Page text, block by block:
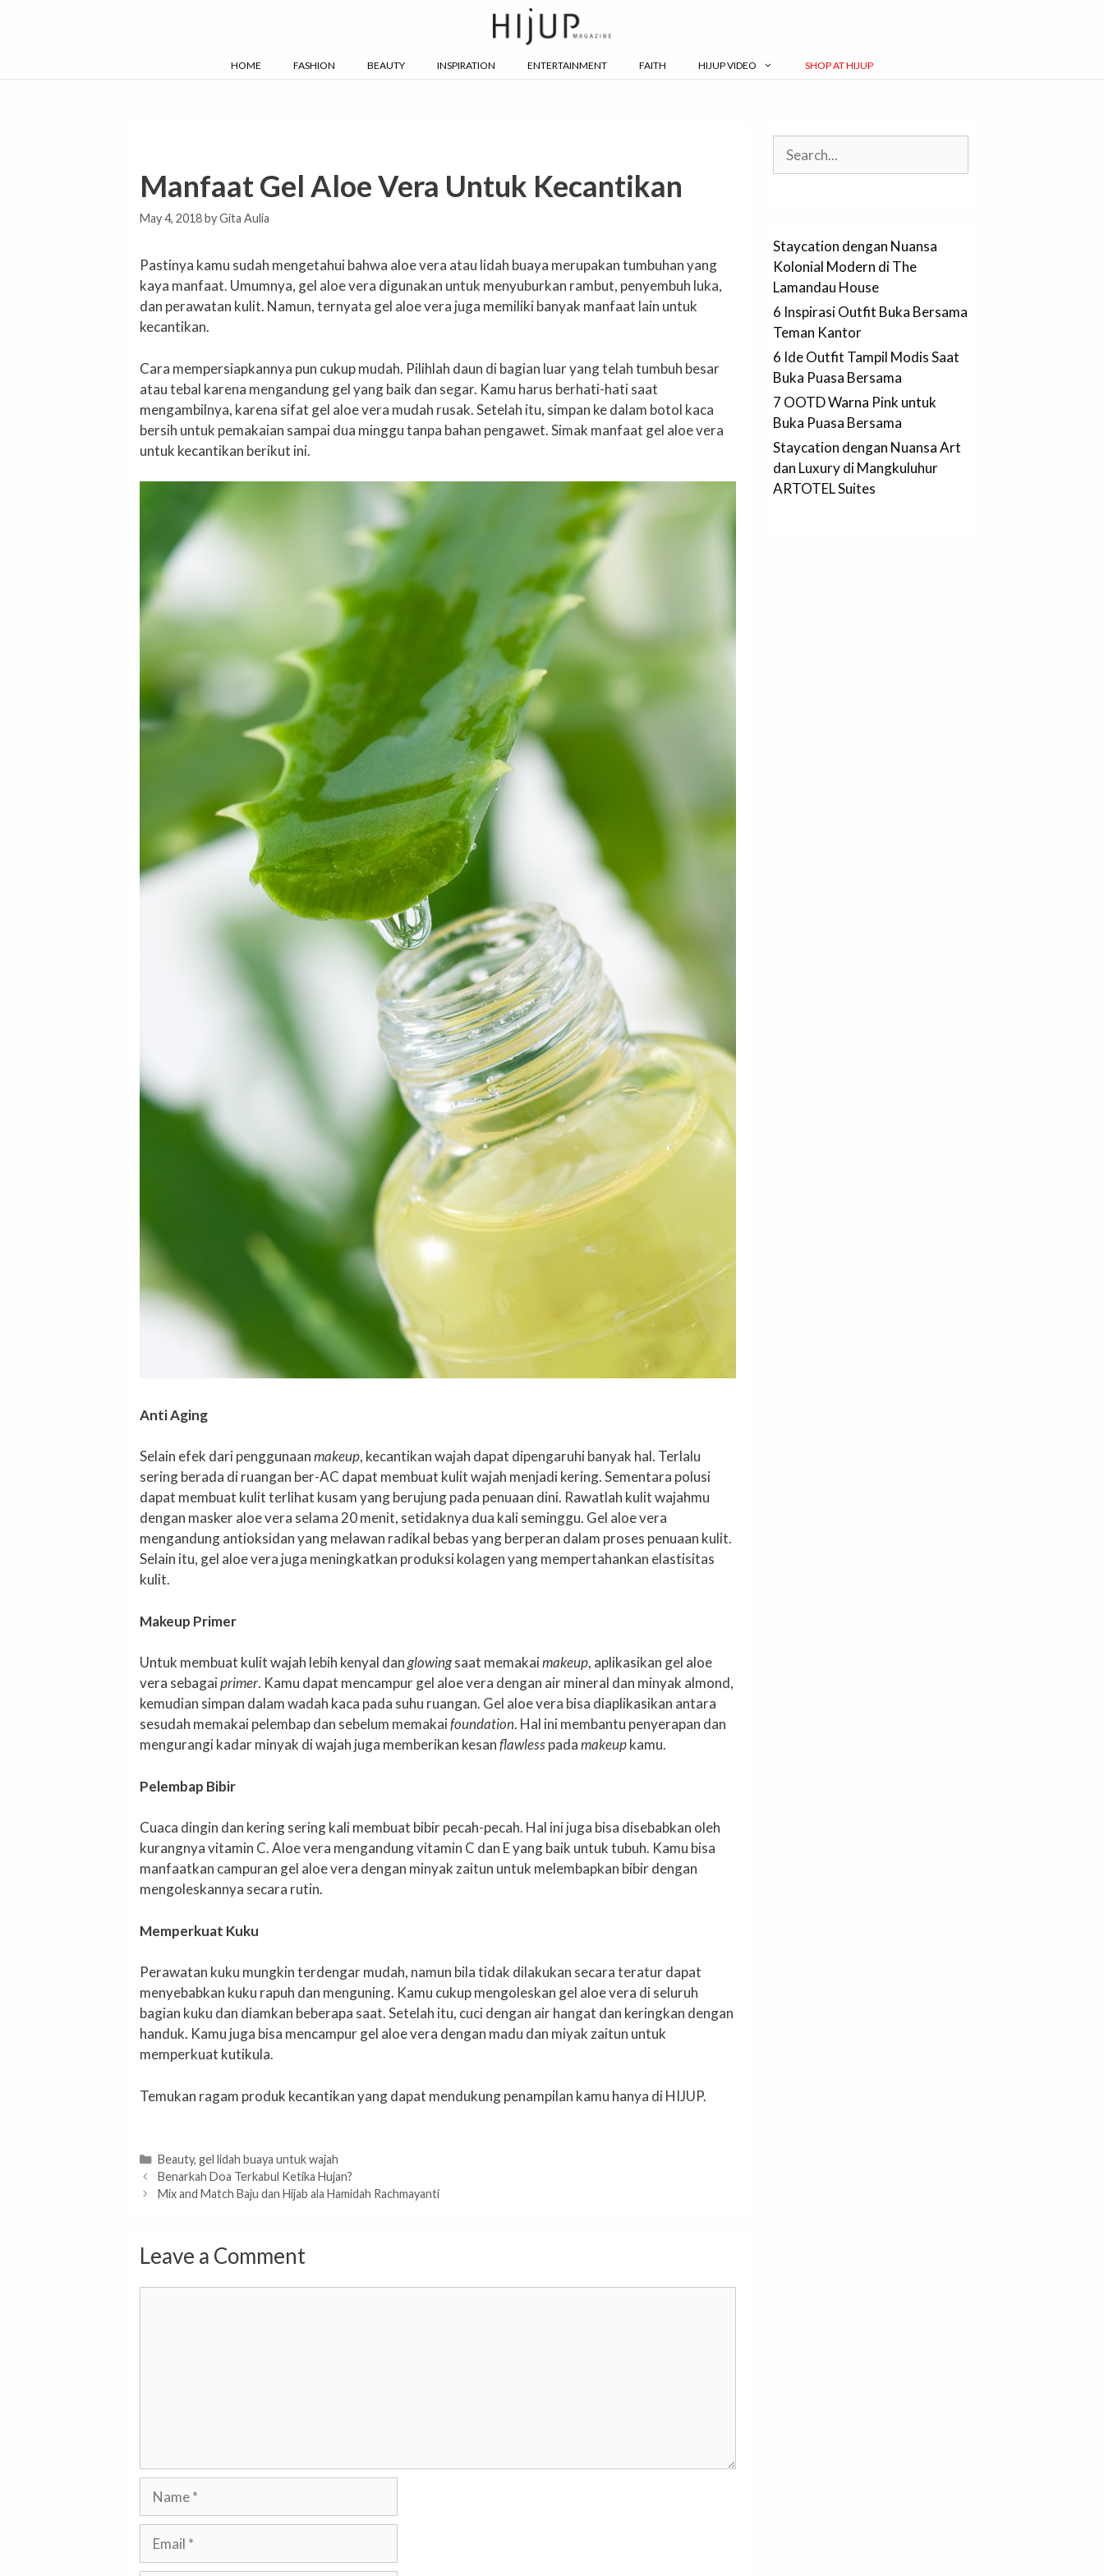
HOME FASHION BEAUTY INSPIRATION ENTERTAINMENT FAITH HIJUP VIDEO SHOP AT HIJUP
Manfaat Gel Aloe Vera Untuk Kecantikan
May 4, 2018byGita Aulia
Pastinya kamu sudah mengetahui bahwa aloe vera atau lidah buaya merupakan tumbuhan yang
kaya manfaat. Umumnya, gel aloe vera digunakan untuk menyuburkan rambut, penyembuh luka,
dan perawatan kulit. Namun, ternyata gel aloe vera juga memiliki banyak manfaat lain untuk
kecantikan.
Cara mempersiapkannya pun cukup mudah. Pilihlah daun di bagian luar yang telah tumbuh besar
atau tebal karena mengandung gel yang baik dan segar. Kamu harus berhati-hati saat
mengambilnya, karena sifat gel aloe vera mudah rusak. Setelah itu, simpan ke dalam botol kaca
bersih untuk pemakaian sampai dua minggu tanpa bahan pengawet. Simak manfaat gel aloe vera
untuk kecantikan berikut ini.
Anti Aging
Selain efek dari penggunaanmakeup, kecantikan wajah dapat dipengaruhi banyak hal. Terlalu
sering berada di ruangan ber-AC dapat membuat kulit wajah menjadi kering. Sementara polusi
dapat membuat kulit terlihat kusam yang berujung pada penuaan dini. Rawatlah kulit wajahmu
dengan masker aloe vera selama 20 menit, setidaknya dua kali seminggu. Gel aloe vera
mengandung antioksidan yang melawan radikal bebas yang berperan dalam proses penuaan kulit.
Selain itu, gel aloe vera juga meningkatkan produksi kolagen yang mempertahankan elastisitas
kulit.
Makeup Primer
Untuk membuat kulit wajah lebih kenyal danglowingsaat memakaimakeup, aplikasikan gel aloe
vera sebagaiprimer. Kamu dapat mencampur gel aloe vera dengan air mineral dan minyak almond,
kemudian simpan dalam wadah kaca pada suhu ruangan. Gel aloe vera bisa diaplikasikan antara
sesudah memakai pelembap dan sebelum memakaifoundation. Hal ini membantu penyerapan dan
mengurangi kadar minyak di wajah juga memberikan kesanflawlesspadamakeupkamu.
Pelembap Bibir
Cuaca dingin dan kering sering kali membuat bibir pecah-pecah. Hal ini juga bisa disebabkan oleh
kurangnya vitamin C. Aloe vera mengandung vitamin C dan E yang baik untuk tubuh. Kamu bisa
manfaatkan campuran gel aloe vera dengan minyak zaitun untuk melembapkan bibir dengan
mengoleskannya secara rutin.
Memperkuat Kuku
Perawatan kuku mungkin terdengar mudah, namun bila tidak dilakukan secara teratur dapat
menyebabkan kuku rapuh dan menguning. Kamu cukup mengoleskan gel aloe vera di seluruh
bagian kuku dan diamkan beberapa saat. Setelah itu, cuci dengan air hangat dan keringkan dengan
handuk. Kamu juga bisa mencampur gel aloe vera dengan madu dan miyak zaitun untuk
memperkuat kutikula.
Temukan ragam produk kecantikan yang dapat mendukung penampilan kamu hanya di HIJUP.
Categories
Beauty, gel lidah buaya untuk wajah
Benarkah Doa Terkabul Ketika Hujan?
Mix and Match Baju dan Hijab ala Hamidah Rachmayanti
Leave a Comment
Staycation dengan Nuansa
Kolonial Modern di The
Lamandau House
6 Inspirasi Outfit Buka Bersama
Teman Kantor
6 Ide Outfit Tampil Modis Saat
Buka Puasa Bersama
7 OOTD Warna Pink untuk
Buka Puasa Bersama
Staycation dengan Nuansa Art
dan Luxury di Mangkuluhur
ARTOTEL Suites